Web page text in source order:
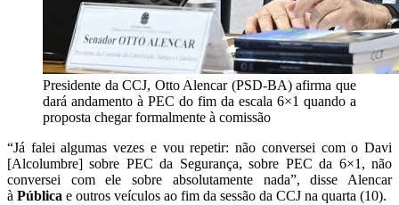
Presidente da CCJ, Otto Alencar (PSD-BA) afirma que
dará andamento à PEC do fim da escala 6×1 quando a
proposta chegar formalmente à comissão
“Já falei algumas vezes e vou repetir: não conversei com o Davi
[Alcolumbre] sobre PEC da Segurança, sobre PEC da 6×1, não
conversei com ele sobre absolutamente nada”, disse Alencar
à Pública e outros veículos ao fim da sessão da CCJ na quarta (10).